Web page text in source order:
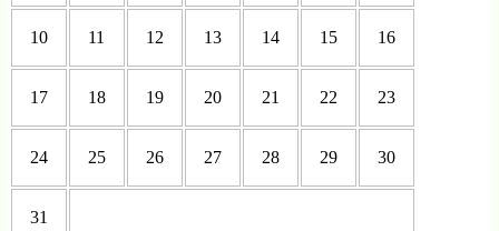
10 11 12 13 14 15 16
17 18 19 20 21 22 23
24 25 26 27 28 29 30
31